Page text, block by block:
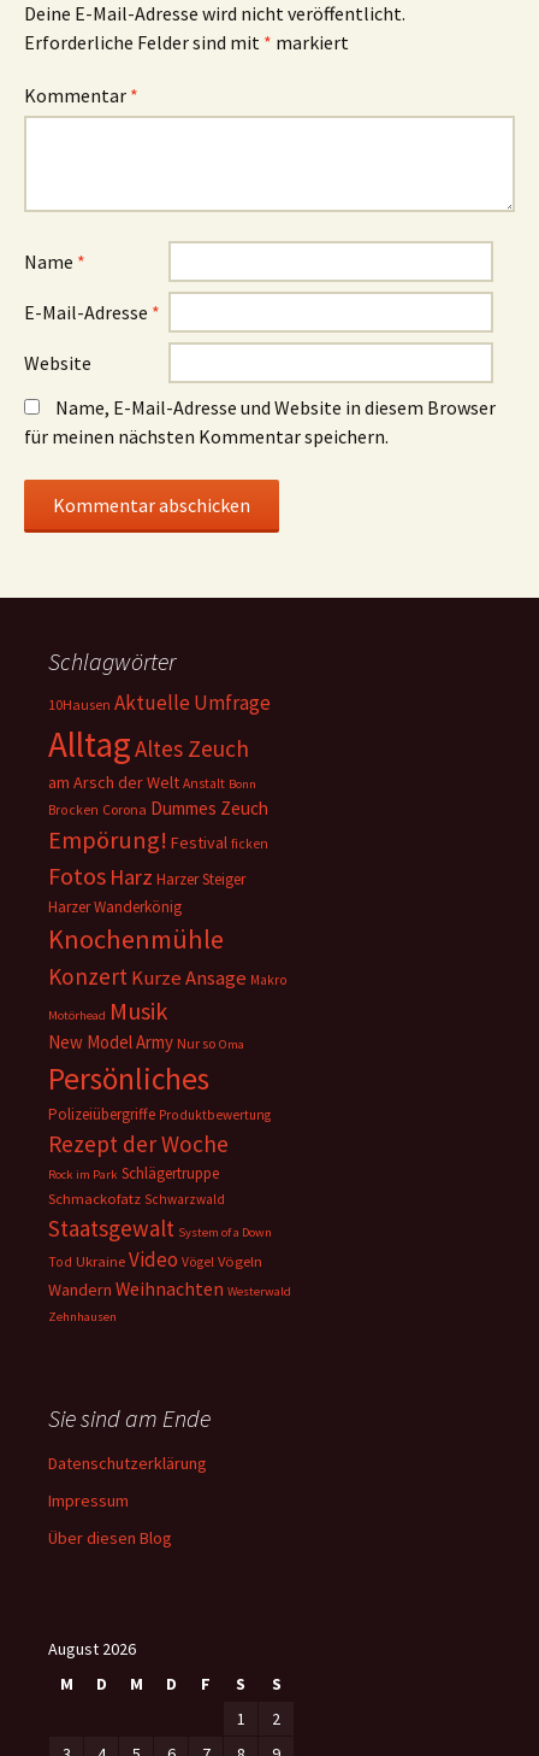
Deine E-Mail-Adresse wird nicht veröffentlicht.
Erforderliche Felder sind mit * markiert
Kommentar *
Name *
E-Mail-Adresse *
Website
Name, E-Mail-Adresse und Website in diesem Browser
für meinen nächsten Kommentar speichern.
Schlagwörter
10Hausen Aktuelle Umfrage
AlltagAltes Zeuch
am Arsch der Welt Anstalt Bonn
Brocken Corona Dummes Zeuch
Empörung! Festival ficken
Fotos Harz Harzer Steiger
Harzer Wanderkönig
Knochenmühle
KonzertKurze Ansage Makro
Motörhead Musik
New Model Army Nur so Oma
Persönliches
Polizeiübergriffe Produktbewertung
Rezept der Woche
Rock im Park Schlägertruppe
Schmackofatz Schwarzwald
Staatsgewalt System of a Down
Tod Ukraine Video Vögel Vögeln
Wandern Weihnachten Westerwald
Zehnhausen
Sie sind am Ende
Datenschutzerklärung
Impressum
Über diesen Blog
August 2026
M
D M D F S
S
1
2